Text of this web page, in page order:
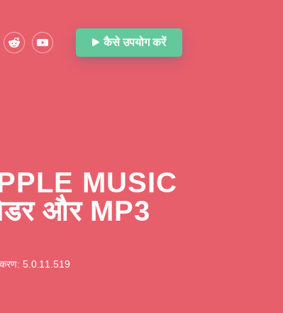
कैसे उपयोग करें
MUSIC
और MP3
5.0.11.519